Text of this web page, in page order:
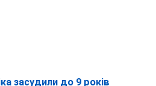
засудили до 9 років